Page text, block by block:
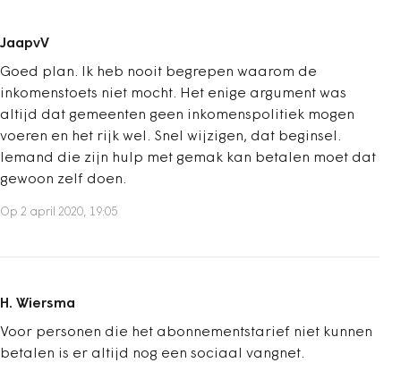
JaapvV
Goed plan. Ik heb nooit begrepen waarom de
inkomenstoets niet mocht. Het enige argument was
altijd dat gemeenten geen inkomenspolitiek mogen
voeren en het rijk wel. Snel wijzigen, dat beginsel.
Iemand die zijn hulp met gemak kan betalen moet dat
gewoon zelf doen.
Op 2 april 2020, 19:05
H. Wiersma
Voor personen die het abonnementstarief niet kunnen
betalen is er altijd nog een sociaal vangnet.